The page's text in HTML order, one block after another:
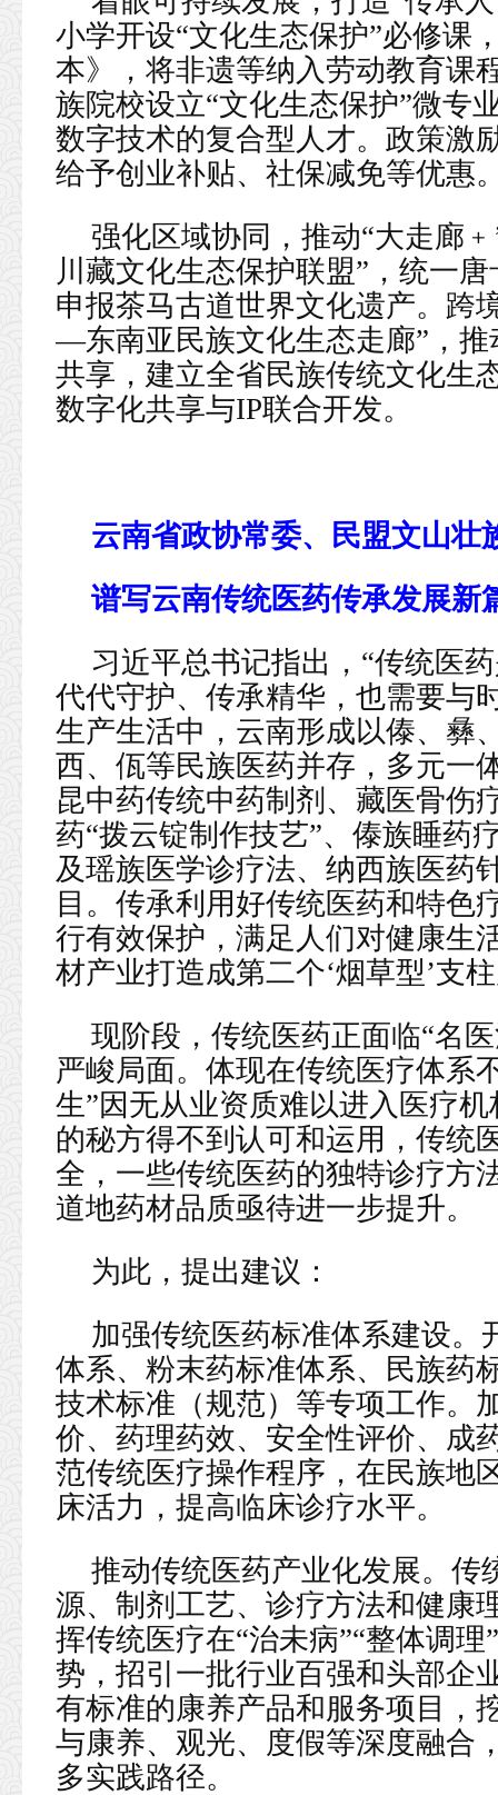
小学开设“文化生态保护”必修课
本》，将非遗等纳入劳动教育课
族院校设立“文化生态保护”微专
数字技术的复合型人才。政策激
给予创业补贴、社保减免等优惠
强化区域协同，推动“大走廊
川藏文化生态保护联盟”，统一
申报茶马古道世界文化遗产。跨
—东南亚民族文化生态走廊”，
共享，建立全省民族传统文化生
数字化共享与IP联合开发。
云南省政协常委、民盟文山壮
谱写云南传统医药传承发展新
习近平总书记指出，“传统医
代代守护、传承精华，也需要与
生产生活中，云南形成以傣、彝
西、佤等民族医药并存，多元一
昆中药传统中药制剂、藏医骨伤
药“拨云锭制作技艺”、傣族睡药
及瑶族医学诊疗法、纳西族医药
目。传承利用好传统医药和特色
行有效保护，满足人们对健康生
材产业打造成第二个‘烟草型’支
现阶段，传统医药正面临“名
严峻局面。体现在传统医疗体系
生”因无从业资质难以进入医疗
的秘方得不到认可和运用，传统
全，一些传统医药的独特诊疗方
道地药材品质亟待进一步提升。
为此，提出建议：
加强传统医药标准体系建设。
体系、粉末药标准体系、民族药
技术标准（规范）等专项工作。
价、药理药效、安全性评价、成
范传统医疗操作程序，在民族地
床活力，提高临床诊疗水平。
推动传统医药产业化发展。传
源、制剂工艺、诊疗方法和健康
挥传统医疗在“治未病”“整体调
势，招引一批行业百强和头部企
有标准的康养产品和服务项目，
与康养、观光、度假等深度融合
多实践路径。